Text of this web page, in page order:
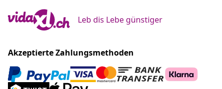
Leb dis Lebe günstiger
Akzeptierte Zahlungsmethoden